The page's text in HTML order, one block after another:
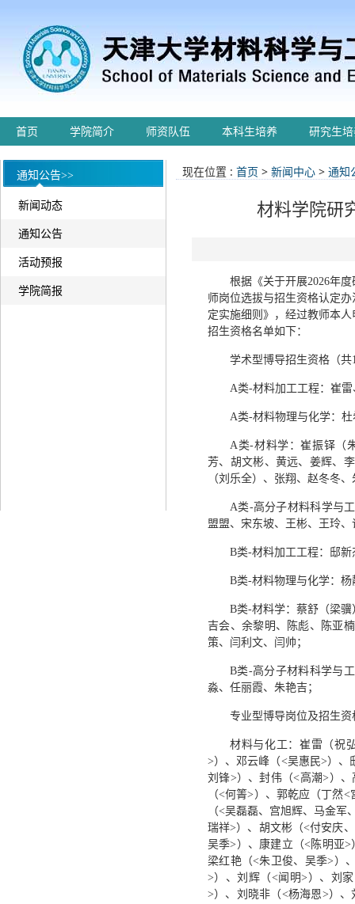
首页 学院简介 师资队伍 本科生培养 研究生
通知公告>>
新闻动态
通知公告
活动预报
学院简报
现在位置 : 首页 > 新闻中心 > 通知
材料学院研
根据《关于开展2026年
师岗位选拔与招生资格认定
定实施细则》，经过教师本
招生资格名单如下：
学术型博导招生资格（共
A类-材料加工工程：崔
A类-材料物理与化学：
A类-材料学：崔振铎（
芳、胡文彬、黄远、姜辉、
（刘乐全）、张翔、赵冬冬
A类-高分子材料科学与
盟盟、宋东坡、王彬、王玲
B类-材料加工工程：邸
B类-材料物理与化学：
B类-材料学：蔡舒（梁
吉会、余黎明、陈彪、陈亚
策、闫利文、闫帅；
B类-高分子材料科学与
淼、任丽霞、朱艳吉；
专业型博导岗位及招生
材料与化工：崔雷（祝
>）、邓云峰（<吴惠民>）、
刘锋>）、封伟（<高潮>）
（<何箐>）、郭乾应（丁然
（<吴磊磊、宫旭辉、马金
瑞祥>）、胡文彬（<付安庆
吴季>）、康建立（<陈明亚
梁红艳（<朱卫俊、吴季>）
>）、刘辉（<闻明>）、刘
>）、刘晓非（<杨海恩>）